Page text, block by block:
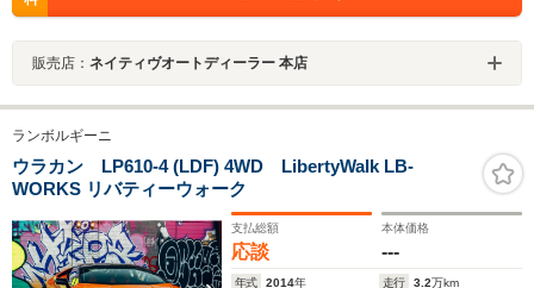
販売店： ネイティヴオートディーラー 本店
ランボルギーニ
ウラカン LP610-4 (LDF) 4WD LibertyWalk LB-
WORKS リバティーウォーク
支払総額
応談
本体価格
---
年式 2014年 走行 3.2万km